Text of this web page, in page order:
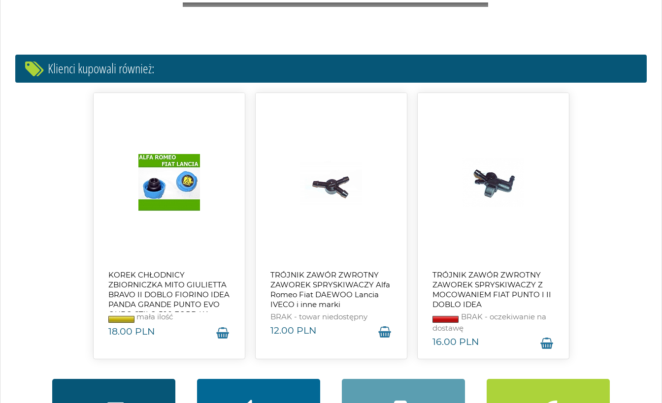
Klienci kupowali również:
KOREK CHŁODNICY
ZBIORNICZKA MITO GIULIETTA
BRAVO II DOBLO FIORINO IDEA
PANDA GRANDE PUNTO EVO
QUBO STILO 500 FORD KA
DELTA III THESIS YPSILON
mała ilość
18.00 PLN
TRÓJNIK ZAWÓR ZWROTNY
ZAWOREK SPRYSKIWACZY Alfa
Romeo Fiat DAEWOO Lancia
IVECO i inne marki
BRAK - towar niedostępny
12.00 PLN
TRÓJNIK ZAWÓR ZWROTNY
ZAWOREK SPRYSKIWACZY Z
MOCOWANIEM FIAT PUNTO I II
DOBLO IDEA
BRAK - oczekiwanie na
dostawę
16.00 PLN